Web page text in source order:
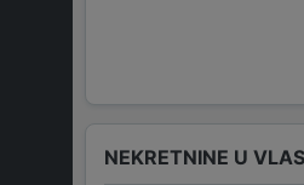
NEKRETNINE U